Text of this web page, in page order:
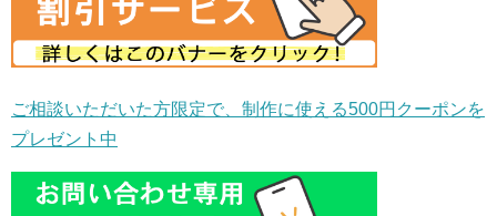
ご相談いただいた方限定で、制作に使える500円クーポンを
プレゼント中